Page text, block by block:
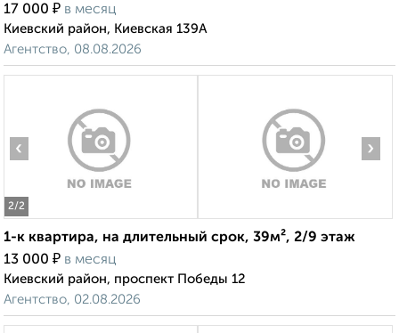
17 000 ₽ в месяц
Киевский район, Киевская 139А
Агентство, 08.08.2026
2/2
‹ ›
1-к квартира, на длительный срок, 39м², 2/9 этаж
13 000 ₽ в месяц
Киевский район, проспект Победы 12
Агентство, 02.08.2026